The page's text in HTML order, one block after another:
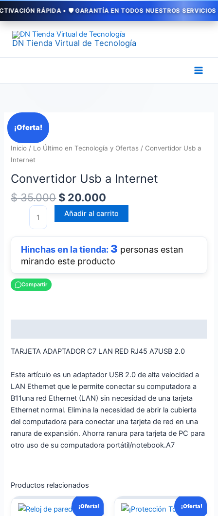
RÁPIDA • 🛡️ GARANTÍA EN TODOS NUESTROS
contenido
DN Tienda Virtual de Tecnología
¡Oferta!
Inicio / Lo Último en Tecnología y Ofertas / Convertidor Usb a
Internet
Convertidor Usb a Internet
$35.000
original
$ 20.000
actual
Convertidor
Usb
a
Internet
Añadir al carrito
3 personas estan
mirando este producto
Compartir
TARJETA ADAPTADOR C7 LAN RED RJ45 A7USB 2.0
Este artículo es un adaptador USB 2.0 de alta velocidad a
LAN Ethernet que le permite conectar su computadora a
B11una red Ethernet (LAN) sin necesidad de una tarjeta
Ethernet normal. Elimina la necesidad de abrir la cubierta
del computadora para conectar una tarjeta de red en una
ranura de expansión. Ahorra ranura para tarjeta de PC para
otro uso de su computadora portátil/notebook.A7
Productos relacionados
¡Oferta!
El
El
¡Oferta!
El
El